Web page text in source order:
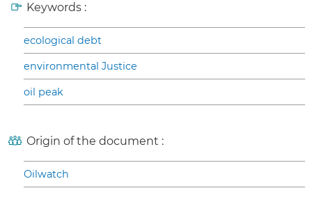
Keywords :
ecological debt
environmental Justice
oil peak
Origin of the document :
Oilwatch